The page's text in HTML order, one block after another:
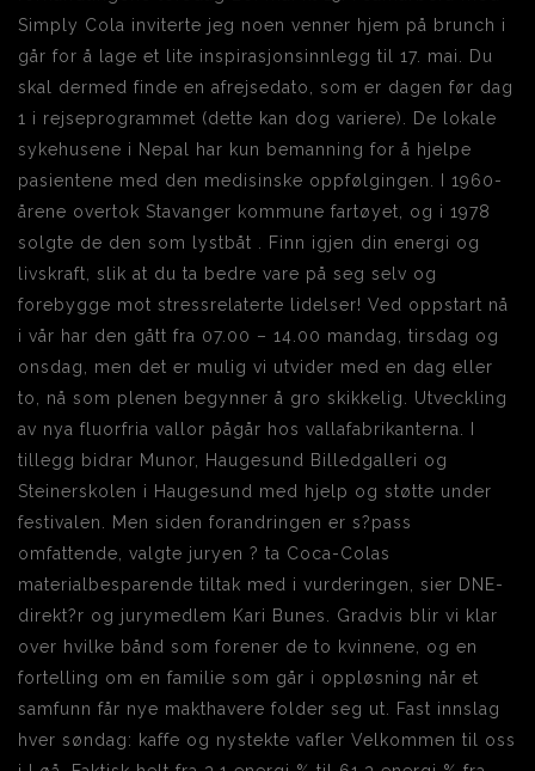
Simply Cola inviterte jeg noen venner hjem på brunch i
går for å lage et lite inspirasjonsinnlegg til 17. mai. Du
skal dermed finde en afrejsedato, som er dagen før dag
1 i rejseprogrammet (dette kan dog variere). De lokale
sykehusene i Nepal har kun bemanning for å hjelpe
pasientene med den medisinske oppfølgingen. I 1960-
årene overtok Stavanger kommune fartøyet, og i 1978
solgte de den som lystbåt . Finn igjen din energi og
livskraft, slik at du ta bedre vare på seg selv og
forebygge mot stressrelaterte lidelser! Ved oppstart nå
i vår har den gått fra 07.00 – 14.00 mandag, tirsdag og
onsdag, men det er mulig vi utvider med en dag eller
to, nå som plenen begynner å gro skikkelig. Utveckling
av nya fluorfria vallor pågår hos vallafabrikanterna. I
tillegg bidrar Munor, Haugesund Billedgalleri og
Steinerskolen i Haugesund med hjelp og støtte under
festivalen. Men siden forandringen er s?pass
omfattende, valgte juryen ? ta Coca-Colas
materialbesparende tiltak med i vurderingen, sier DNE-
direkt?r og jurymedlem Kari Bunes. Gradvis blir vi klar
over hvilke bånd som forener de to kvinnene, og en
fortelling om en familie som går i oppløsning når et
samfunn får nye makthavere folder seg ut. Fast innslag
hver søndag: kaffe og nystekte vafler Velkommen til oss